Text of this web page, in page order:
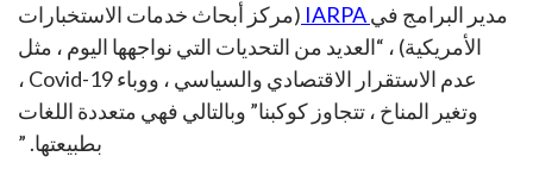
مدير البرامج في
(مركز أبحاث خدمات الاستخبارات
الأمريكية) ، “العديد من التحديات التي نواجهها اليوم ، مثل
عدم الاستقرار الاقتصادي والسياسي ، ووباء Covid-19 ،
وتغير المناخ ، تتجاوز كوكبنا” وبالتالي فهي متعددة اللغات
بطبيعتها. ”